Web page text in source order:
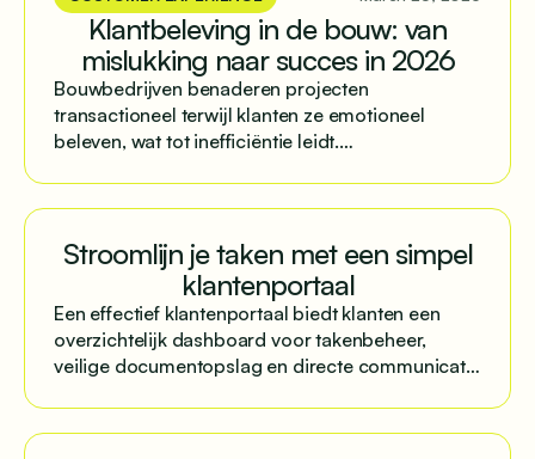
Klantbeleving in de bouw: van
mislukking naar succes in 2026
Bouwbedrijven benaderen projecten
transactioneel terwijl klanten ze emotioneel
beleven, wat tot inefficiëntie leidt.
Stroomlijn je taken met een simpel
klantenportaal
Een effectief klantenportaal biedt klanten een
overzichtelijk dashboard voor takenbeheer,
veilige documentopslag en directe communicatie